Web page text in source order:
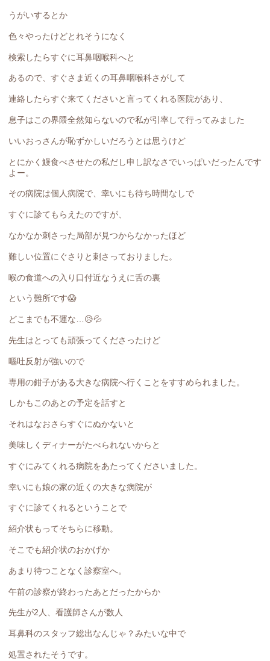
うがいするとか
色々やったけどとれそうになく
検索したらすぐに耳鼻咽喉科へと
あるので、すぐさま近くの耳鼻咽喉科さがして
連絡したらすぐ来てくださいと言ってくれる医院があり、
息子はこの界隈全然知らないので私が引率して行ってみました
いいおっさんが恥ずかしいだろうとは思うけど
とにかく鰻食べさせたの私だし申し訳なさでいっぱいだったんです
よー。
その病院は個人病院で、幸いにも待ち時間なしで
すぐに診てもらえたのですが、
なかなか刺さった局部が見つからなかったほど
難しい位置にぐさりと刺さっておりました。
喉の食道への入り口付近なうえに舌の裏
という難所です😱
どこまでも不運な…😥💦
先生はとっても頑張ってくださったけど
嘔吐反射が強いので
専用の鉗子がある大きな病院へ行くことをすすめられました。
しかもこのあとの予定を話すと
それはなおさらすぐにぬかないと
美味しくディナーがたべられないからと
すぐにみてくれる病院をあたってくださいました。
幸いにも娘の家の近くの大きな病院が
すぐに診てくれるということで
紹介状もってそちらに移動。
そこでも紹介状のおかげか
あまり待つことなく診察室へ。
午前の診察が終わったあとだったからか
先生が2人、看護師さんが数人
耳鼻科のスタッフ総出なんじゃ？みたいな中で
処置されたそうです。